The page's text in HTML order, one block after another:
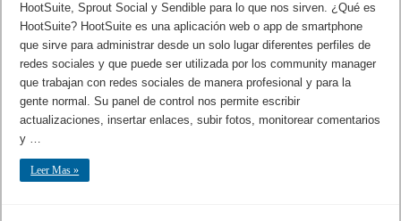
HootSuite, Sprout Social y Sendible para lo que nos sirven. ¿Qué es
HootSuite? HootSuite es una aplicación web o app de smartphone
que sirve para administrar desde un solo lugar diferentes perfiles de
redes sociales y que puede ser utilizada por los community manager
que trabajan con redes sociales de manera profesional y para la
gente normal. Su panel de control nos permite escribir
actualizaciones, insertar enlaces, subir fotos, monitorear comentarios
y …
Leer Mas »